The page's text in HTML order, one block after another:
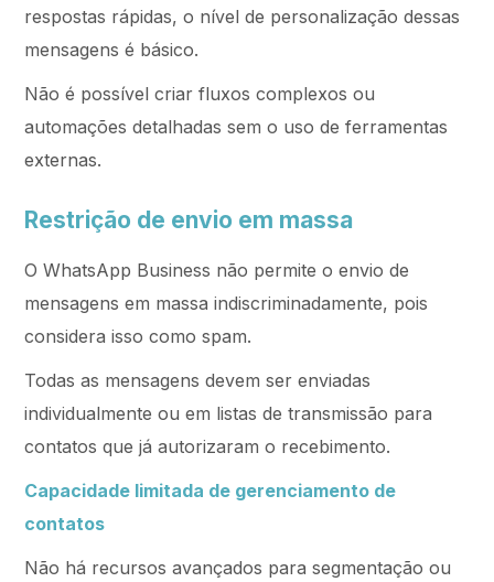
respostas rápidas, o nível de personalização dessas
mensagens é básico.
Não é possível criar fluxos complexos ou
automações detalhadas sem o uso de ferramentas
externas.
Restrição de envio em massa
O WhatsApp Business não permite o envio de
mensagens em massa indiscriminadamente, pois
considera isso como spam.
Todas as mensagens devem ser enviadas
individualmente ou em listas de transmissão para
contatos que já autorizaram o recebimento.
Capacidade limitada de gerenciamento de
contatos
Não há recursos avançados para segmentação ou